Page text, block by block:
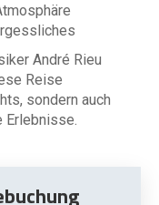
André Rieu
Reise
sondern auch
Erlebnisse.